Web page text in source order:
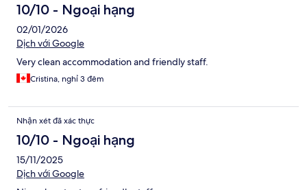
10/10 - Ngoại hạng
02/01/2026
Dịch với Google
Very clean accommodation and friendly staff.
Cristina, nghỉ 3 đêm
Nhận xét đã xác thực
10/10 - Ngoại hạng
15/11/2025
Dịch với Google